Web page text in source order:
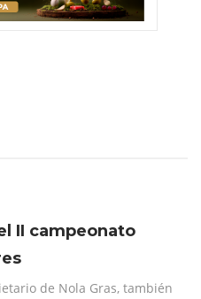
II campeonato
de Nola Gras, también